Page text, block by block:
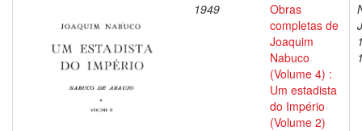
1949
Obras
completas de
Joaquim
Nabuco
(Volume 4) :
Um estadista
do Império
(Volume 2)